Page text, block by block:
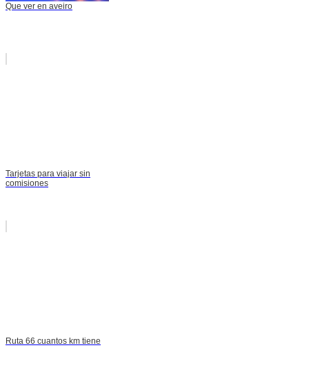
Que ver en aveiro
Tarjetas para viajar sin
comisiones
Ruta 66 cuantos km tiene